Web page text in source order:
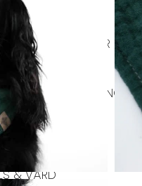
REGNKLÄDER
FILTAR DYNOR
& VÅRD